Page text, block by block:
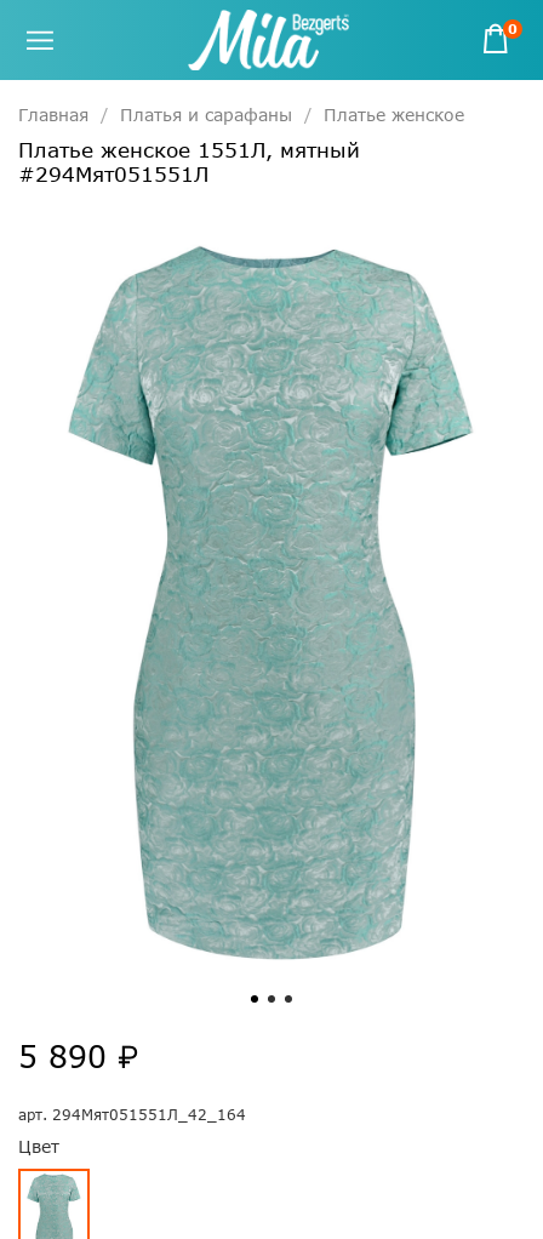
0
Главная Платья и сарафаны Платье женское
Платье женское 1551Л, мятный
#294Мят051551Л
арт. 294Мят051551Л_42_164
Цвет
5 890 ₽